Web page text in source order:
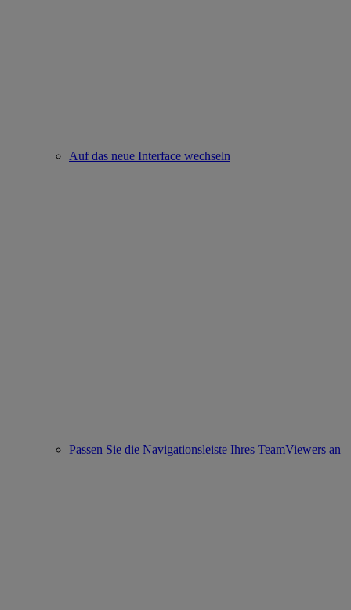
Auf das neue Interface wechseln
Passen Sie die Navigationsleiste Ihres TeamViewers an